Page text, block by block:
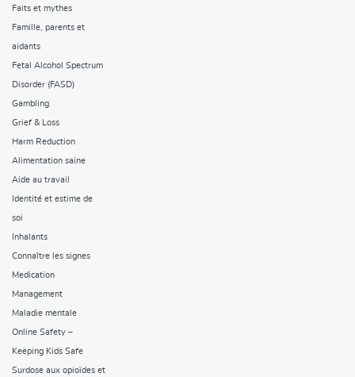
Faits et mythes
Famille, parents et
aidants
Fetal Alcohol Spectrum
Disorder (FASD)
Gambling
Grief & Loss
Harm Reduction
Alimentation saine
Aide au travail
Identité et estime de
soi
Inhalants
Connaître les signes
Medication
Management
Maladie mentale
Online Safety –
Keeping Kids Safe
Surdose aux opioïdes et